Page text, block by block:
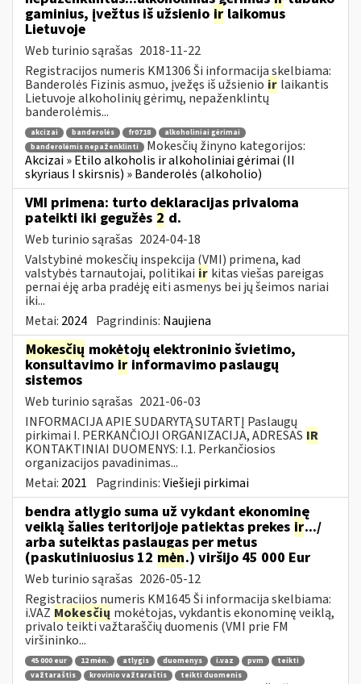
gaminius, įvežtus iš užsienio ir laikomus
Lietuvoje
Web turinio sąrašas 2018-11-22
Registracijos numeris KM1306 Ši informacija skelbiama:
Banderolės Fizinis asmuo, įvežęs iš užsienio ir laikantis
Lietuvoje alkoholinių gėrimų, nepaženklintų
banderolėmis...
akcizai banderolės fr0718
alkoholiniai gėrimai
banderolėmis nepaženklinti
Mokesčių žinyno kategorijos:
Akcizai » Etilo alkoholis ir alkoholiniai gėrimai (II
skyriaus I skirsnis) » Banderolės (alkoholio)
VMI primena: turto deklaracijas privaloma
pateikti iki gegužės 2 d.
Web turinio sąrašas 2024-04-18
Valstybinė mokesčių inspekcija (VMI) primena, kad
valstybės tarnautojai, politikai ir kitas viešas pareigas
pernai ėję arba pradėję eiti asmenys bei jų šeimos nariai
iki...
Metai: 2024 Pagrindinis: Naujiena
Mokesčių mokėtojų elektroninio švietimo,
konsultavimo ir informavimo paslaugų
sistemos
Web turinio sąrašas 2021-06-03
INFORMACIJA APIE SUDARYTĄ SUTARTĮ Paslaugų
pirkimai I. PERKANČIOJI ORGANIZACIJA, ADRESAS IR
KONTAKTINIAI DUOMENYS: I.1. Perkančiosios
organizacijos pavadinimas...
Metai: 2021 Pagrindinis:Viešieji pirkimai
bendra atlygio suma už vykdant ekonominę
veiklą šalies teritorijoje patiektas prekes ir.../
arba suteiktas paslaugas per metus
(paskutiniuosius 12 mėn.) viršijo 45 000 Eur
Web turinio sąrašas 2026-05-12
Registracijos numeris KM1645 Ši informacija skelbiama:
i.VAZ Mokesčių mokėtojas, vykdantis ekonominę veiklą,
privalo teikti važtaraščių duomenis (VMI prie FM
viršininko...
45 000 eur 12 mėn. atlygis duomenys i.vaz pvm
teikti
važtaraštis
krovinio važtaraštis teikti duomenis